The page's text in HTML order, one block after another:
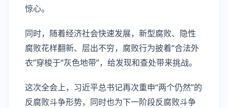
惊心。
同时，随着经济社会快速发展，新型腐败、隐性
腐败花样翻新、层出不穷，腐败行为披着“合法外
衣”穿梭于“灰色地带”，给发现和查处带来挑战。
这次全会上，习近平总书记再次重申“两个仍然”的
反腐败斗争形势，同时也为下一阶段反腐败斗争